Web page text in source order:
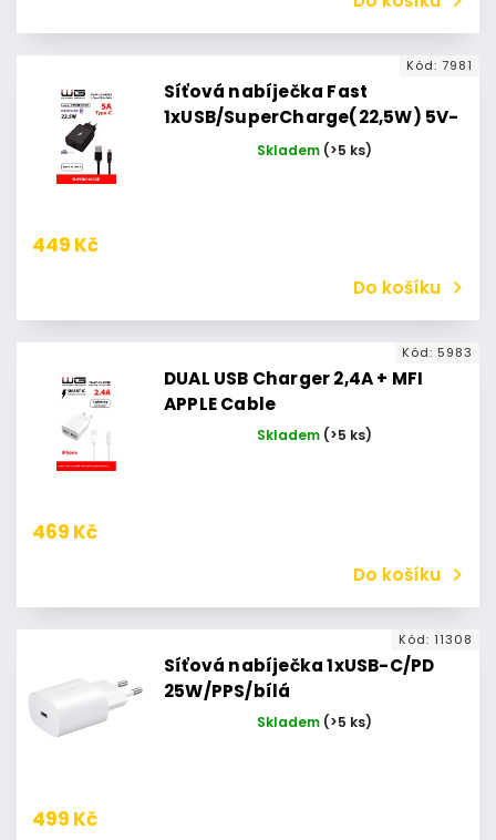
Síťová nabíječka Fast
1xUSB/SuperCharge(22,5W) 5V-
9V-12V (Type-C cable (5A)
Skladem (>5 ks)
449 Kč
Do košíku
Kód: 7981
DUAL USB Charger 2,4A + MFI
APPLE Cable
Skladem (>5 ks)
469 Kč
Do košíku
Kód: 5983
Síťová nabíječka 1xUSB-C/PD
25W/PPS/bílá
Skladem (>5 ks)
499 Kč
Kód: 11308